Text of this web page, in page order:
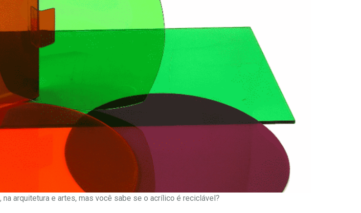
arquitetura e artes, mas você sabe se o acrílico é reciclável?